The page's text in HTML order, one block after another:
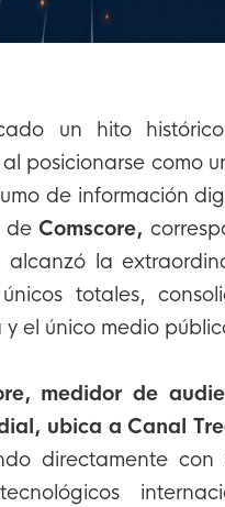
un hito
posicionarse como
de información
deComscore,
la
totales,
el único medio
medidor de
ubica a Canal
directamente con